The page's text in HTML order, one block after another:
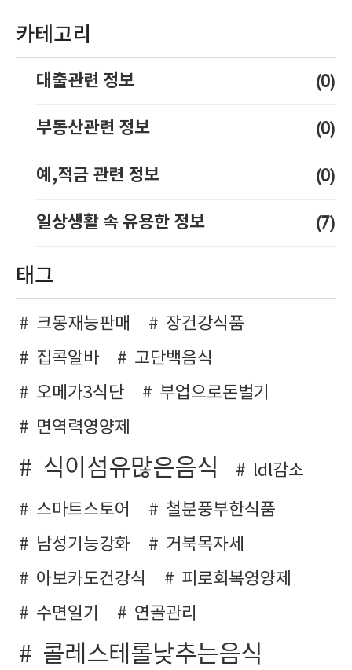
카테고리
대출관련 정보 (0)
부동산관련 정보 (0)
예,적금 관련 정보 (0)
일상생활 속 유용한 정보 (7)
태그
크몽재능판매
장건강식품
집콕알바
고단백음식
오메가3식단
부업으로돈벌기
면역력영양제
식이섬유많은음식
ldl감소
스마트스토어
철분풍부한식품
남성기능강화
거북목자세
아보카도건강식
피로회복영양제
수면일기
연골관리
콜레스테롤낮추는음식